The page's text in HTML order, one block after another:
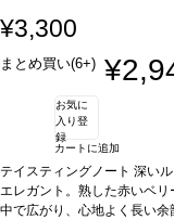
¥3,300
まとめ買い(6+)
お気に
入り登
録
カートに追加
テイスティングノート 深い
エレガント。熟した赤いベ
中で広がり、心地よく長い余